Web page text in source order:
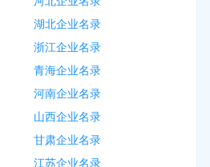
湖北企业名录
浙江企业名录
青海企业名录
河南企业名录
山西企业名录
甘肃企业名录
江苏企业名录